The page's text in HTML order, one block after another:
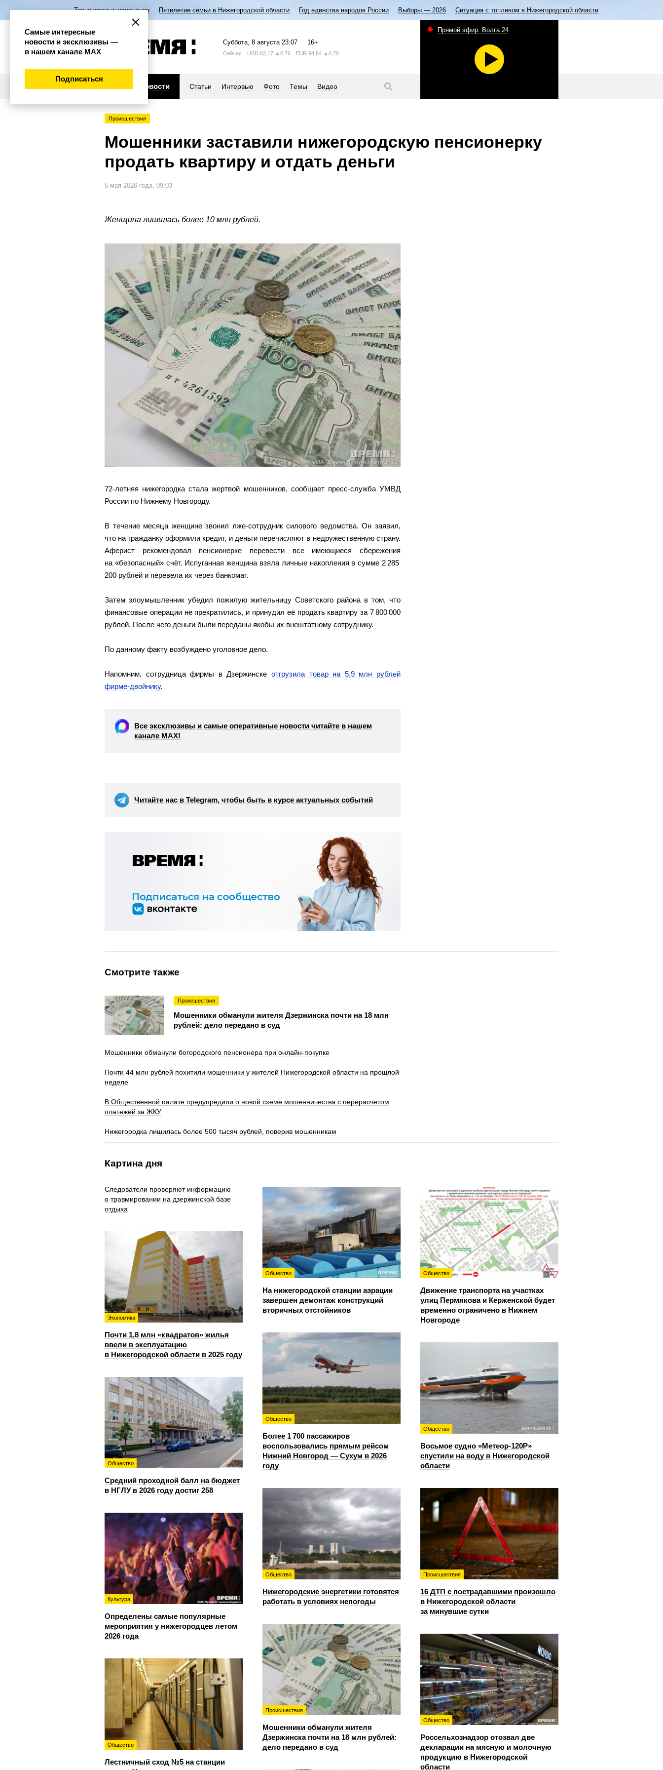
Транспортные изменения Пятилетие семьи в Нижегородской области Год единства народов России Выборы — 2026 Ситуация с топливом в Нижегородской области
Суббота, 8 августа 23:07 16+
Сейчас USD 82,17 ▲0,76 EUR 94,84 ▲0,78
Новости Статьи Интервью Фото Темы Видео
Прямой эфир. Волга 24
Происшествия
Мошенники заставили нижегородскую пенсионерку
продать квартиру и отдать деньги
5 мая 2026 года, 09:03
Женщина лишилась более 10 млн рублей.
72-летняя нижегородка стала жертвой мошенников, сообщает пресс-служба УМВД
России по Нижнему Новгороду.
В течение месяца женщине звонил лже-сотрудник силового ведомства. Он заявил,
что на гражданку оформили кредит, и деньги перечисляют в недружественную страну.
Аферист рекомендовал пенсионерке перевести все имеющиеся сбережения
на «безопасный» счёт. Испуганная женщина взяла личные накопления в сумме 2 285
200 рублей и перевела их через банкомат.
Затем злоумышленник убедил пожилую жительницу Советского района в том, что
финансовые операции не прекратились, и принудил её продать квартиру за 7 800 000
рублей. После чего деньги были переданы якобы их внештатному сотруднику.
По данному факту возбуждено уголовное дело.
Напомним, сотрудница фирмы в Дзержинске отгрузила товар на 5,9 млн рублей
фирме-двойнику.
Все эксклюзивы и самые оперативные новости читайте в нашем
канале МАХ!
Читайте нас в Telegram, чтобы быть в курсе актуальных событий
Смотрите также
Происшествия
Мошенники обманули жителя Дзержинска почти на 18 млн
рублей: дело передано в суд
Мошенники обманули богородского пенсионера при онлайн-покупке
Почти 44 млн рублей похитили мошенники у жителей Нижегородской области на прошлой
неделе
В Общественной палате предупредили о новой схеме мошенничества с перерасчетом
платежей за ЖКУ
Нижегородка лишилась более 500 тысяч рублей, поверив мошенникам
Картина дня
Следователи проверяют информацию
о травмировании на дзержинской базе
отдыха
Общество
На нижегородской станции аэрации
завершен демонтаж конструкций
вторичных отстойников
Общество
Движение транспорта на участках
улиц Пермякова и Керженской будет
временно ограничено в Нижнем
Новгороде
Экономика
Почти 1,8 млн «квадратов» жилья
ввели в эксплуатацию
в Нижегородской области в 2025 году
Общество
Более 1 700 пассажиров
воспользовались прямым рейсом
Нижний Новгород — Сухум в 2026
году
Общество
Восьмое судно «Метеор-120Р»
спустили на воду в Нижегородской
области
Общество
Средний проходной балл на бюджет
в НГЛУ в 2026 году достиг 258
Общество
Нижегородские энергетики готовятся
работать в условиях непогоды
Происшествия
16 ДТП с пострадавшими произошло
в Нижегородской области
за минувшие сутки
Культура
Определены самые популярные
мероприятия у нижегородцев летом
2026 года
Происшествия
Мошенники обманули жителя
Дзержинска почти на 18 млн рублей:
дело передано в суд
Общество
Россельхознадзор отозвал две
декларации на мясную и молочную
продукцию в Нижегородской
области
Общество
Лестничный сход №5 на станции
Самые интересные
новости и эксклюзивы —
в нашем канале МАХ
Подписаться